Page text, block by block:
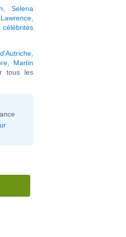
,Selena
célébrités
Martin
tous les